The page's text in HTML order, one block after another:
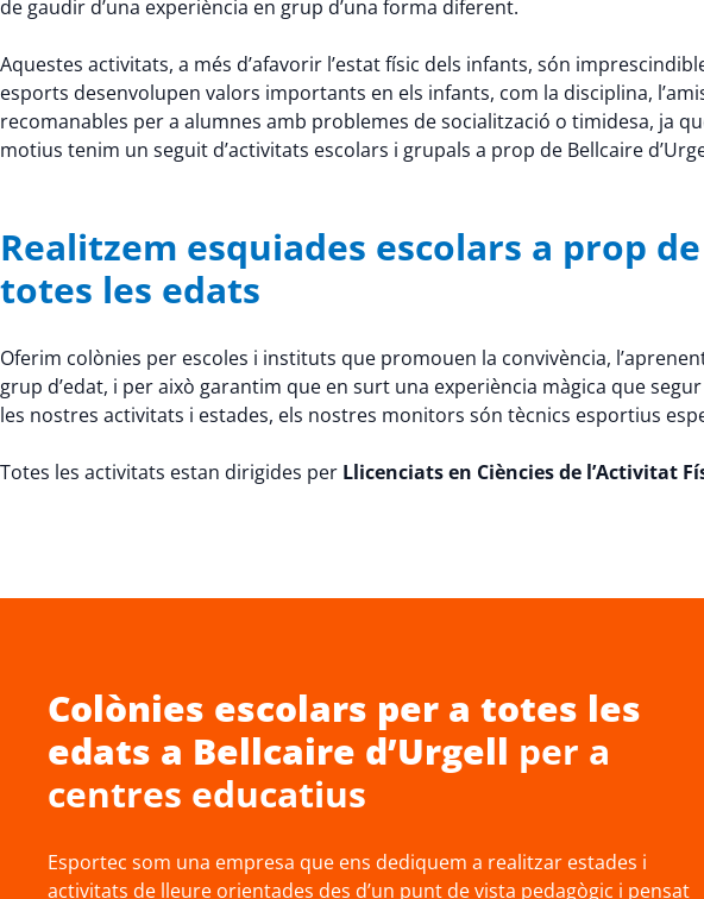
de gaudir d’una experiència en grup d’una forma diferent.
Aquestes activitats, a més d’afavorir l’estat físic dels infants, són
esports desenvolupen valors importants en els infants, com la disciplina,
recomanables per a alumnes amb problemes de socialització o timidesa, ja
motius tenim un seguit d’activitats escolars i grupals a prop de Bellcaire
Realitzem esquiades escolars a prop
totes les edats
Oferim colònies per escoles i instituts que promouen la convivència,
grup d’edat, i per això garantim que en surt una experiència màgica que
les nostres activitats i estades, els nostres monitors són tècnics esportius
Totes les activitats estan dirigides per Llicenciats en Ciències de l’Activitat
Colònies escolars per a totes les
edats a Bellcaire d’Urgell per a
centres educatius
Esportec som una empresa que ens dediquem a realitzar estades i
activitats de lleure orientades des d’un punt de vista pedagògic i pensat